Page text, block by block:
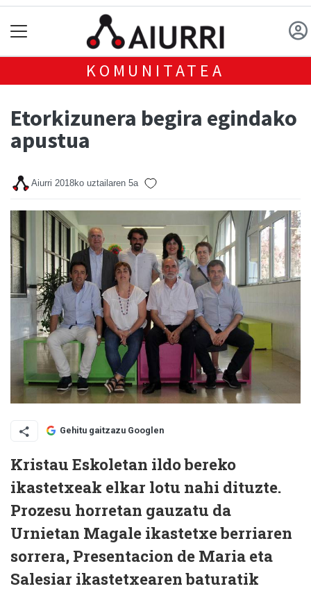
KOMUNITATEA
Etorkizunera begira egindako
apustua
Aiurri 2018ko uztailaren 5a
Gehitu gaitzazu Googlen
Kristau Eskoletan ildo bereko
ikastetxeak elkar lotu nahi dituzte.
Prozesu horretan gauzatu da
Urnietan Magale ikastetxe berriaren
sorrera, Presentacion de Maria eta
Salesiar ikastetxearen baturatik